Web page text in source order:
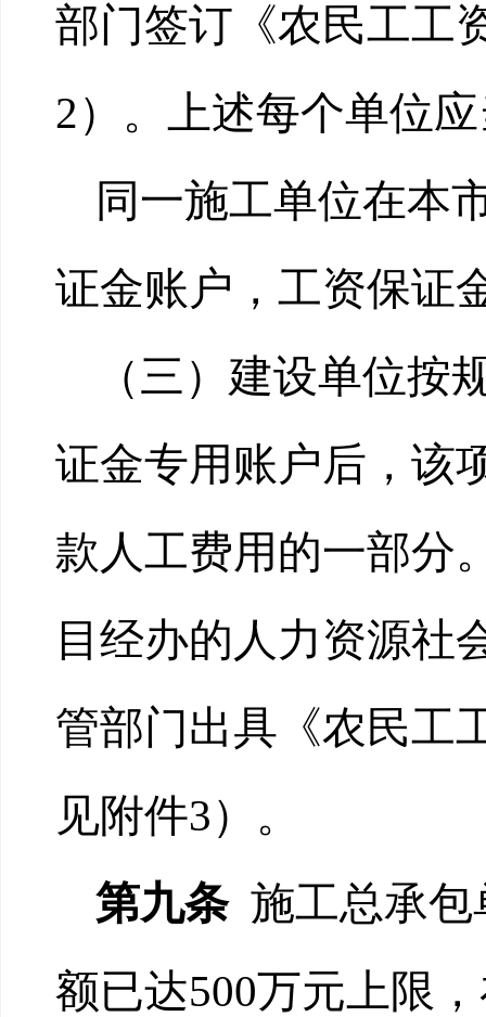
部门签订《农民工工
2）。上述每个单位
同一施工单位在本
证金账户，工资保证
（三）建设单位按
证金专用账户后，该
款人工费用的一部分
目经办的人力资源社
管部门出具《农民工
见附件3）。
第九条 施工总承
额已达500万元上限